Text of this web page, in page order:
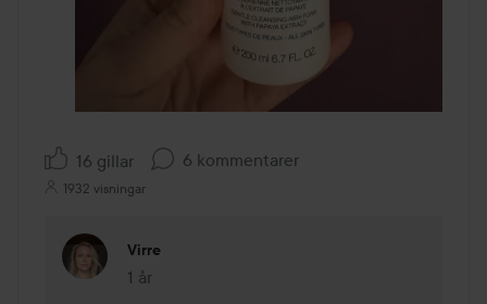
16 gillar 6 kommentarer
1932 visningar
Virre
1 år
Kommentaren lades 1 år